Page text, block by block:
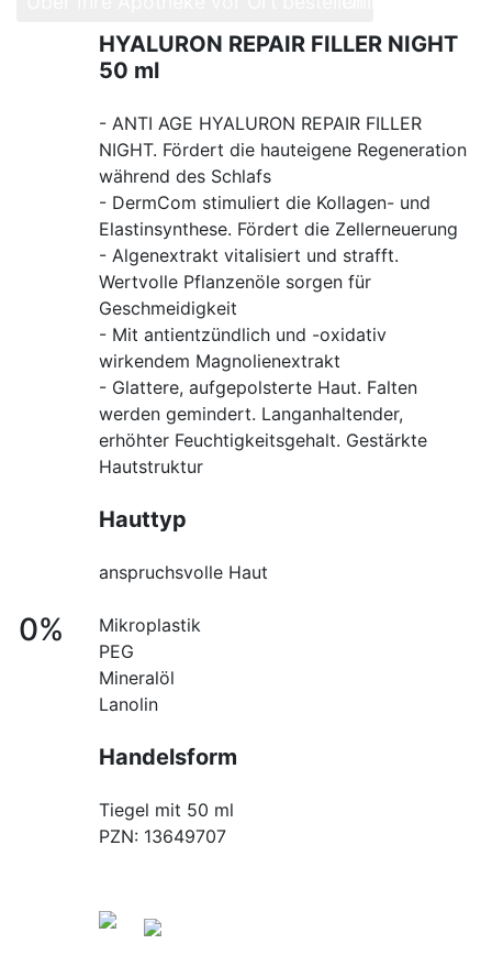
HYALURON REPAIR FILLER NIGHT
50 ml
- ANTI AGE HYALURON REPAIR FILLER
NIGHT. Fördert die hauteigene Regeneration
während des Schlafs
- DermCom stimuliert die Kollagen- und
Elastinsynthese. Fördert die Zellerneuerung
- Algenextrakt vitalisiert und strafft.
Wertvolle Pflanzenöle sorgen für
Geschmeidigkeit
- Mit antientzündlich und -oxidativ
wirkendem Magnolienextrakt
- Glattere, aufgepolsterte Haut. Falten
werden gemindert. Langanhaltender,
erhöhter Feuchtigkeitsgehalt. Gestärkte
Hautstruktur
Hauttyp
anspruchsvolle Haut
0%
Mikroplastik
PEG
Mineralöl
Lanolin
Handelsform
Tiegel mit 50 ml
PZN: 13649707